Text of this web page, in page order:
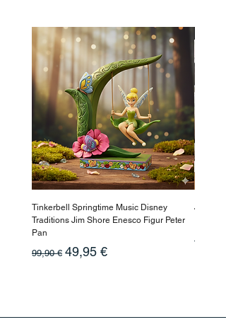
Tinkerbell Springtime Music Disney
Traditions Jim Shore Enesco Figur Peter
Pan
Prix original
99,90 € Prix promotionnel
49,95 €
Jasmin
Prix
199,90 €